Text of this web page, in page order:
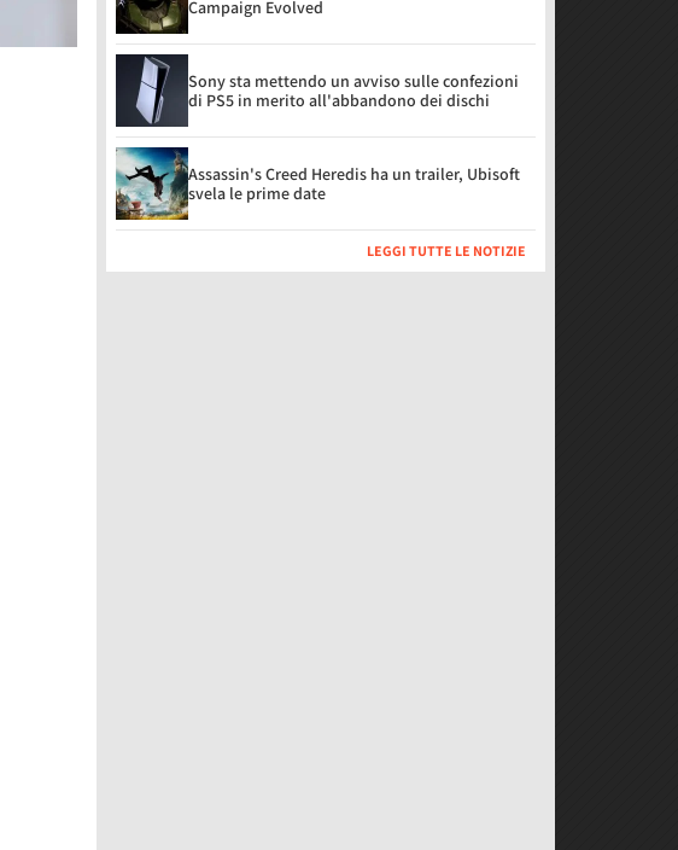
Campaign Evolved
Sony sta mettendo un avviso sulle confezioni
di PS5 in merito all'abbandono dei dischi
Assassin's Creed Heredis ha un trailer, Ubisoft
svela le prime date
LEGGI TUTTE LE NOTIZIE